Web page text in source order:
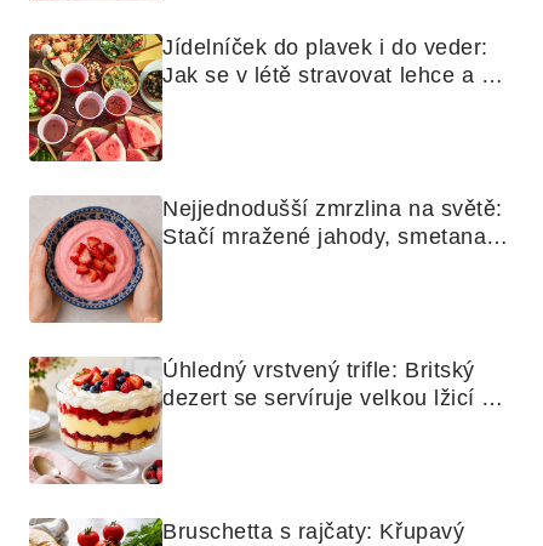
Jídelníček do plavek i do veder:
Jak se v létě stravovat lehce a
Nejjednodušší zmrzlina na světě:
Stačí mražené jahody, smetana a
Úhledný vrstvený trifle: Britský
dezert se servíruje velkou lžicí
Bruschetta s rajčaty: Křupavý